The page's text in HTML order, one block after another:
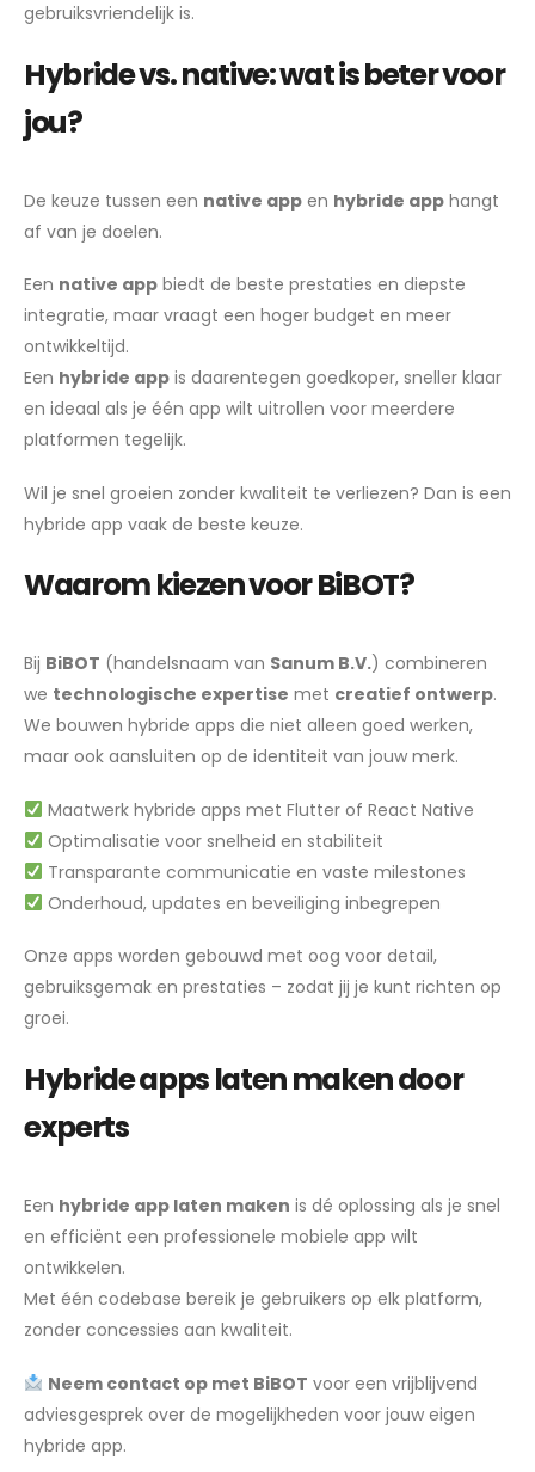
gebruiksvriendelijk is.
Hybride vs. native: wat is beter voor
jou?
De keuze tussen een native app en hybride app hangt
af van je doelen.
Een native app biedt de beste prestaties en diepste
integratie, maar vraagt een hoger budget en meer
ontwikkeltijd.
Een hybride app is daarentegen goedkoper, sneller klaar
en ideaal als je één app wilt uitrollen voor meerdere
platformen tegelijk.
Wil je snel groeien zonder kwaliteit te verliezen? Dan is een
hybride app vaak de beste keuze.
Waarom kiezen voor BiBOT?
Bij BiBOT (handelsnaam van Sanum B.V.) combineren
we technologische expertise met creatief ontwerp.
We bouwen hybride apps die niet alleen goed werken,
maar ook aansluiten op de identiteit van jouw merk.
Maatwerk hybride apps met Flutter of React Native
Optimalisatie voor snelheid en stabiliteit
Transparante communicatie en vaste milestones
Onderhoud, updates en beveiliging inbegrepen
Onze apps worden gebouwd met oog voor detail,
gebruiksgemak en prestaties – zodat jij je kunt richten op
groei.
Hybride apps laten maken door
experts
Een hybride app laten maken is dé oplossing als je snel
en efficiënt een professionele mobiele app wilt
ontwikkelen.
Met één codebase bereik je gebruikers op elk platform,
zonder concessies aan kwaliteit.
Neem contact op met BiBOT voor een vrijblijvend
adviesgesprek over de mogelijkheden voor jouw eigen
hybride app.